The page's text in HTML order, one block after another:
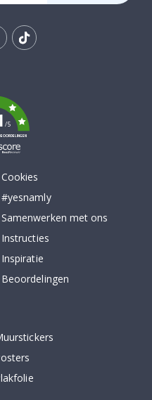
/5
Cookies
#yesnamly
Samenwerken met ons
Instructies
Inspiratie
Beoordelingen